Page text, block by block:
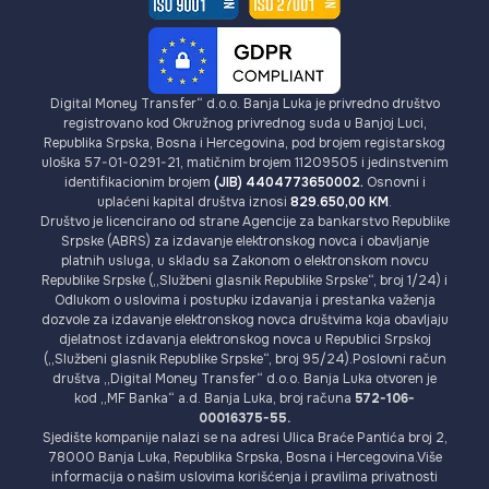
Digital Money Transfer“ d.o.o. Banja Luka je privredno društvo
registrovano kod Okružnog privrednog suda u Banjoj Luci,
Republika Srpska, Bosna i Hercegovina, pod brojem registarskog
uloška 57-01-0291-21, matičnim brojem 11209505 i jedinstvenim
identifikacionim brojem (JIB) 4404773650002. Osnovni i
uplaćeni kapital društva iznosi 829.650,00 KM.
Društvo je licencirano od strane Agencije za bankarstvo Republike
Srpske (ABRS) za izdavanje elektronskog novca i obavljanje
platnih usluga, u skladu sa Zakonom o elektronskom novcu
Republike Srpske („Službeni glasnik Republike Srpske“, broj 1/24) i
Odlukom o uslovima i postupku izdavanja i prestanka važenja
dozvole za izdavanje elektronskog novca društvima koja obavljaju
djelatnost izdavanja elektronskog novca u Republici Srpskoj
(„Službeni glasnik Republike Srpske“, broj 95/24).Poslovni račun
društva „Digital Money Transfer“ d.o.o. Banja Luka otvoren je
kod „MF Banka“ a.d. Banja Luka, broj računa 572-106-
00016375-55.
Sjedište kompanije nalazi se na adresi Ulica Braće Pantića broj 2,
78000 Banja Luka, Republika Srpska, Bosna i Hercegovina.Više
informacija o našim uslovima korišćenja i pravilima privatnosti